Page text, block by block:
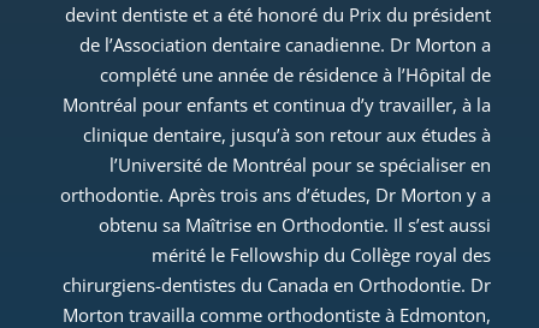
devint dentiste et a été honoré du Prix du président
de l’Association dentaire canadienne. Dr Morton a
complété une année de résidence à l’Hôpital de
Montréal pour enfants et continua d’y travailler, à la
clinique dentaire, jusqu’à son retour aux études à
l’Université de Montréal pour se spécialiser en
orthodontie. Après trois ans d’études, Dr Morton y a
obtenu sa Maîtrise en Orthodontie. Il s’est aussi
mérité le Fellowship du Collège royal des
chirurgiens-dentistes du Canada en Orthodontie. Dr
Morton travailla comme orthodontiste à Edmonton,